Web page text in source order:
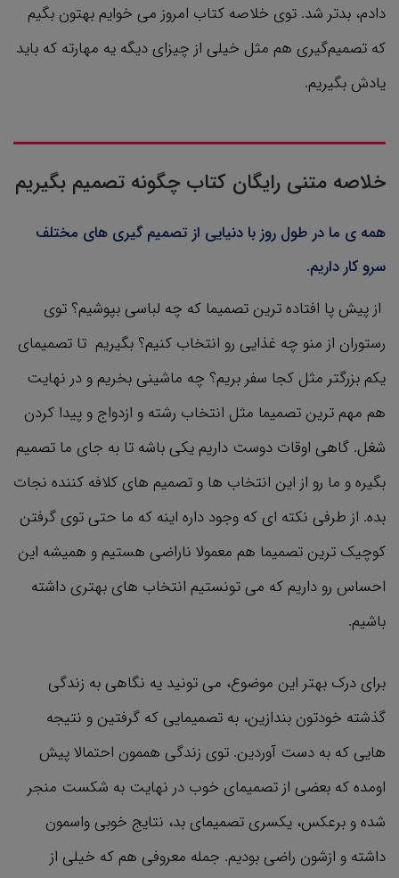
دادم، بدتر شد. توی خلاصه کتاب امروز می خوایم بهتون بگیم
که تصمیم‌گیری هم مثل خیلی از چیزای دیگه یه مهارته که باید
یادش بگیریم.
خلاصه متنی رایگان کتاب چگونه تصمیم بگیریم
همه ی ما در طول روز با دنیایی از تصمیم گیری های مختلف
سرو کار داریم.
از پیش پا افتاده ترین تصمیما که چه لباسی بپوشیم؟ توی
رستوران از منو چه غذایی رو انتخاب کنیم؟ بگیریم تا تصمیمای
یکم بزرگتر مثل کجا سفر بریم؟ چه ماشینی بخریم و در نهایت
هم مهم ترین تصمیما مثل انتخاب رشته و ازدواج و پیدا کردن
شغل. گاهی اوقات دوست داریم یکی باشه تا به جای ما تصمیم
بگیره و ما رو از این انتخاب ها و تصمیم های کلافه کننده نجات
بده. از طرفی نکته ای که وجود داره اینه که ما حتی توی گرفتن
کوچیک ترین تصمیما هم معمولا ناراضی هستیم و همیشه این
احساس رو داریم که می تونستیم انتخاب های بهتری داشته
باشیم.
برای درک بهتر این موضوع، می ‌تونید یه نگاهی به زندگی
گذشته خودتون بندازین، به تصمیمایی که گرفتین و نتیجه
هایی که به دست آوردین. توی زندگی هممون احتمالا پیش
اومده که بعضی از تصمیمای خوب در نهایت به شکست منجر
شده و برعکس، یکسری تصمیمای بد، نتایج خوبی واسمون
داشته و ازشون راضی بودیم. جمله معروفی هم که خیلی از